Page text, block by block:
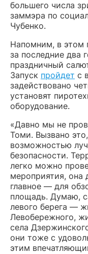
большего числа
заммэра по
Чубенко.
Напомним, в этом
за последние два
праздничный
Запуск пройдет с
задействовано
установят
оборудование.
«Давно мы не
Томи. Вызвано
возможностью
безопасности.
легко можно
мероприятия, она
главное — для
площадь. Думаю,
левого берега —
Левобережного,
села
они тоже с
этим